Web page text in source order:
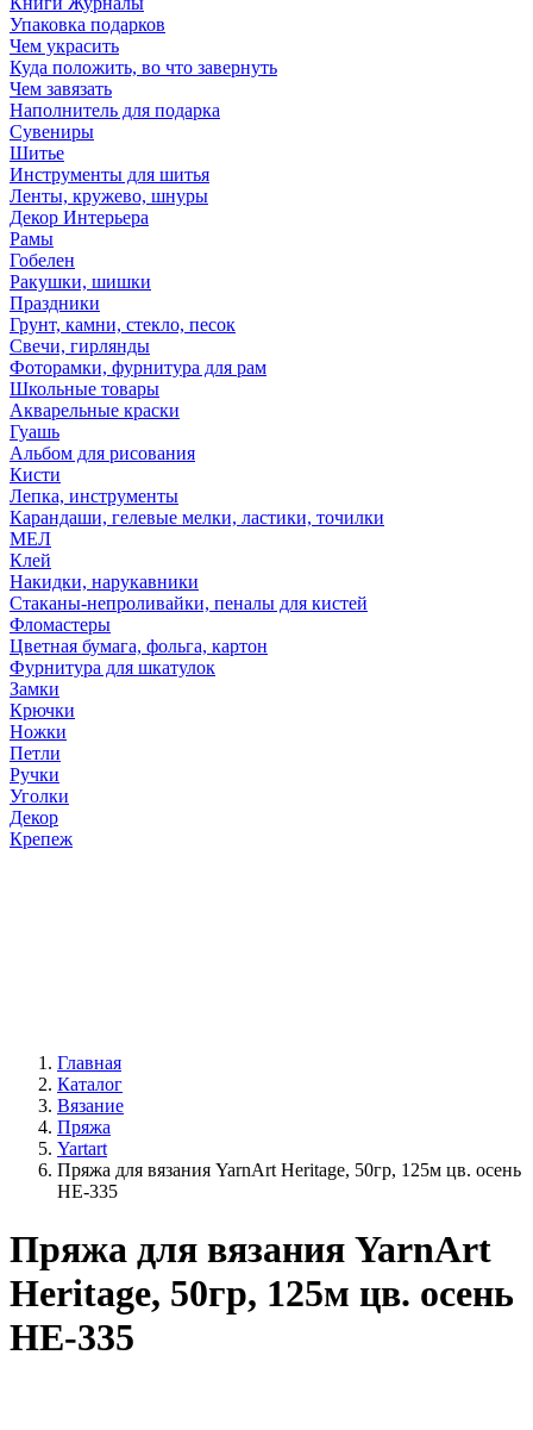
Упаковка подарков
Чем украсить
Куда положить, во что завернуть
Чем завязать
Наполнитель для подарка
Сувениры
Шитье
Инструменты для шитья
Ленты, кружево, шнуры
Декор Интерьера
Рамы
Гобелен
Ракушки, шишки
Праздники
Грунт, камни, стекло, песок
Свечи, гирлянды
Фоторамки, фурнитура для рам
Школьные товары
Акварельные краски
Гуашь
Альбом для рисования
Кисти
Лепка, инструменты
Карандаши, гелевые мелки, ластики, точилки
МЕЛ
Клей
Накидки, нарукавники
Стаканы-непроливайки, пеналы для кистей
Фломастеры
Цветная бумага, фольга, картон
Фурнитура для шкатулок
Замки
Крючки
Ножки
Петли
Ручки
Уголки
Декор
Крепеж
Главная
Каталог
Вязание
Пряжа
Yartart
Пряжа для вязания YarnArt Heritage, 50гр, 125м цв. осень
HE-335
Пряжа для вязания YarnArt
Heritage, 50гр, 125м цв. осень
HE-335